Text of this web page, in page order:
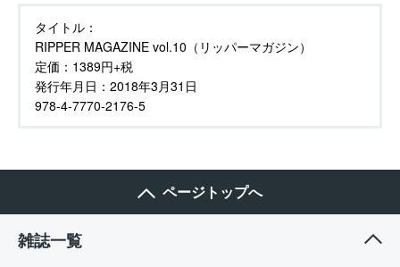
タイトル：
RIPPER MAGAZINE vol.10（リッパーマガジン）
定価： 1389円+税
発行年月日： 2018年3月31日
978-4-7770-2176-5
ページトップへ
雑誌一覧